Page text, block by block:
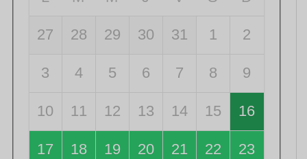
27 28 29 30 31 1 2
3 4 5 6 7 8 9
10 11 12 13 14 15 16
17 18 19 20 21 22 23